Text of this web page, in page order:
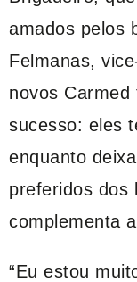
amados pelos
Felmanas,
novos
sucesso: eles
enquanto
preferidos dos
complementa
“Eu estou